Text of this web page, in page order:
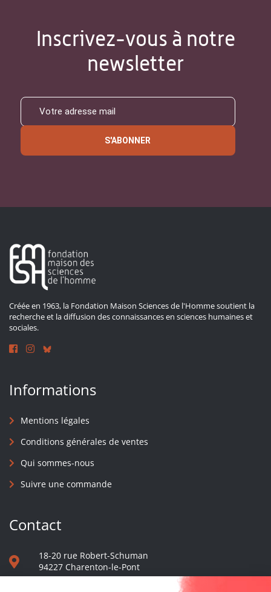
Inscrivez-vous à notre
newsletter
S'ABONNER
Créée en 1963, la Fondation Maison Sciences de l'Homme soutient la
recherche et la diffusion des connaissances en sciences humaines et
sociales.
Informations
Mentions légales
Conditions générales de ventes
Qui sommes-nous
Suivre une commande
Contact
18-20 rue Robert-Schuman
94227 Charenton-le-Pont